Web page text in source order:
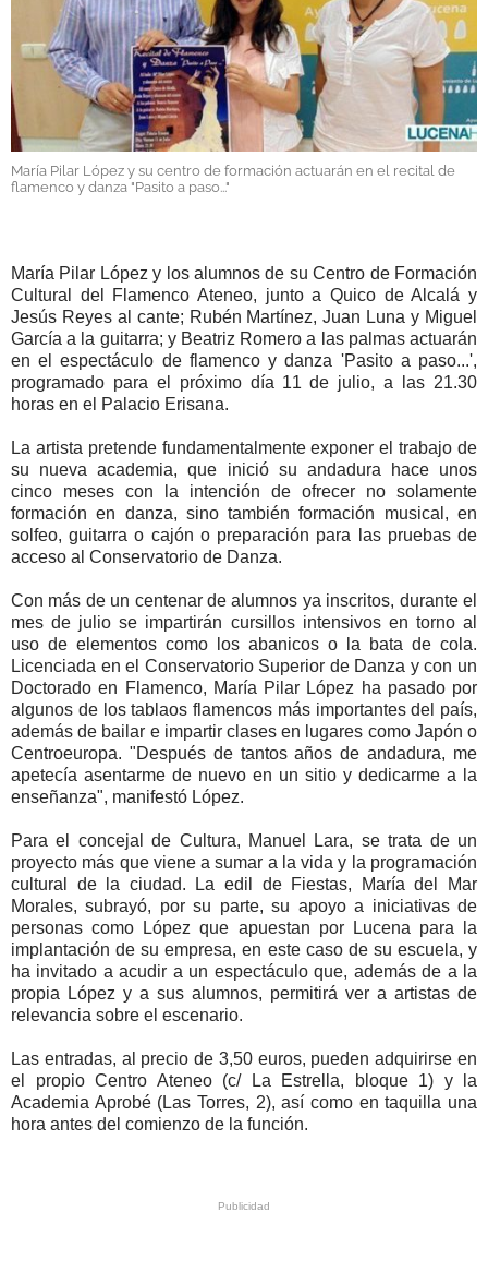
María Pilar López y su centro de formación actuarán en el recital de
flamenco y danza "Pasito a paso..."
María Pilar López y los alumnos de su Centro de Formación
Cultural del Flamenco Ateneo, junto a Quico de Alcalá y
Jesús Reyes al cante; Rubén Martínez, Juan Luna y Miguel
García a la guitarra; y Beatriz Romero a las palmas actuarán
en el espectáculo de flamenco y danza 'Pasito a paso...',
programado para el próximo día 11 de julio, a las 21.30
horas en el Palacio Erisana.
La artista pretende fundamentalmente exponer el trabajo de
su nueva academia, que inició su andadura hace unos
cinco meses con la intención de ofrecer no solamente
formación en danza, sino también formación musical, en
solfeo, guitarra o cajón o preparación para las pruebas de
acceso al Conservatorio de Danza.
Con más de un centenar de alumnos ya inscritos, durante el
mes de julio se impartirán cursillos intensivos en torno al
uso de elementos como los abanicos o la bata de cola.
Licenciada en el Conservatorio Superior de Danza y con un
Doctorado en Flamenco, María Pilar López ha pasado por
algunos de los tablaos flamencos más importantes del país,
además de bailar e impartir clases en lugares como Japón o
Centroeuropa. "Después de tantos años de andadura, me
apetecía asentarme de nuevo en un sitio y dedicarme a la
enseñanza", manifestó López.
Para el concejal de Cultura, Manuel Lara, se trata de un
proyecto más que viene a sumar a la vida y la programación
cultural de la ciudad. La edil de Fiestas, María del Mar
Morales, subrayó, por su parte, su apoyo a iniciativas de
personas como López que apuestan por Lucena para la
implantación de su empresa, en este caso de su escuela, y
ha invitado a acudir a un espectáculo que, además de a la
propia López y a sus alumnos, permitirá ver a artistas de
relevancia sobre el escenario.
Las entradas, al precio de 3,50 euros, pueden adquirirse en
el propio Centro Ateneo (c/ La Estrella, bloque 1) y la
Academia Aprobé (Las Torres, 2), así como en taquilla una
hora antes del comienzo de la función.